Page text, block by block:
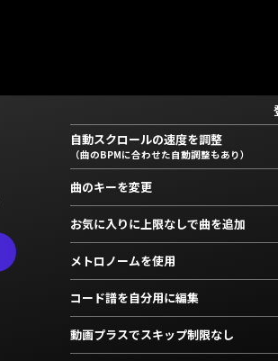
自動スクロールの速度を調整
（曲のBPMに合わせた自動調整もあり）
曲のキーを変更
お気に入りに上限なしで曲を追加
メトロノームを使用
コード譜を自分用に編集
動画プラスでスキップ制限なし